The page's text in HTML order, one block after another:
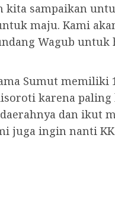
kita sampaikan
maju. Kami
Wagub untuk
Sumut memiliki
karena
dan ikut
juga ingin nanti